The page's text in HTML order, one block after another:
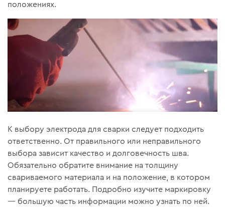
положениях.
К выбору электрода для сварки следует подходить
ответственно. От правильного или неправильного
выбора зависит качество и долговечность шва.
Обязательно обратите внимание на толщину
свариваемого материала и на положение, в котором
планируете работать. Подробно изучите маркировку
— большую часть информации можно узнать по ней.